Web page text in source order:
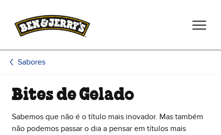
Sabores
Bites de Gelado
Sabemos que não é o título mais inovador. Mas também
não podemos passar o dia a pensar em títulos mais